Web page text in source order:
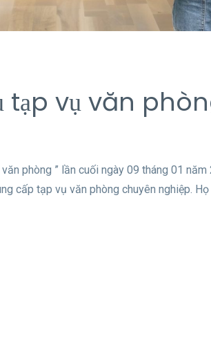
tạp vụ văn
phòng ” lần cuối ngày 09 tháng 01
cấp tạp vụ văn phòng chuyên nghiệp.